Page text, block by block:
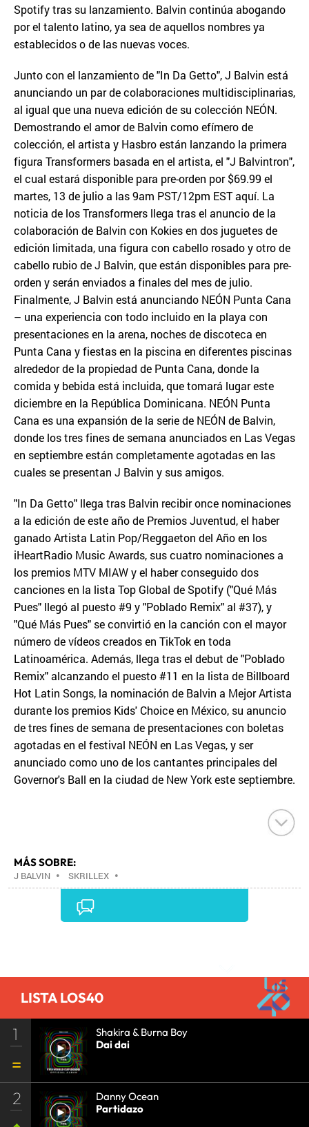
Spotify tras su lanzamiento. Balvin continúa abogando
por el talento latino, ya sea de aquellos nombres ya
establecidos o de las nuevas voces.
Junto con el lanzamiento de "In Da Getto", J Balvin está
anunciando un par de colaboraciones multidisciplinarias,
al igual que una nueva edición de su colección NEÓN.
Demostrando el amor de Balvin como efímero de
colección, el artista y Hasbro están lanzando la primera
figura Transformers basada en el artista, el "J Balvintron",
el cual estará disponible para pre-orden por $69.99 el
martes, 13 de julio a las 9am PST/12pm EST aquí. La
noticia de los Transformers llega tras el anuncio de la
colaboración de Balvin con Kokies en dos juguetes de
edición limitada, una figura con cabello rosado y otro de
cabello rubio de J Balvin, que están disponibles para pre-
orden y serán enviados a finales del mes de julio.
Finalmente, J Balvin está anunciando NEÓN Punta Cana
– una experiencia con todo incluido en la playa con
presentaciones en la arena, noches de discoteca en
Punta Cana y fiestas en la piscina en diferentes piscinas
alrededor de la propiedad de Punta Cana, donde la
comida y bebida está incluida, que tomará lugar este
diciembre en la República Dominicana. NEÓN Punta
Cana es una expansión de la serie de NEÓN de Balvin,
donde los tres fines de semana anunciados en Las Vegas
en septiembre están completamente agotadas en las
cuales se presentan J Balvin y sus amigos.
"In Da Getto" llega tras Balvin recibir once nominaciones
a la edición de este año de Premios Juventud, el haber
ganado Artista Latin Pop/Reggaeton del Año en los
iHeartRadio Music Awards, sus cuatro nominaciones a
los premios MTV MIAW y el haber conseguido dos
canciones en la lista Top Global de Spotify ("Qué Más
Pues" llegó al puesto #9 y "Poblado Remix" al #37), y
"Qué Más Pues" se convirtió en la canción con el mayor
número de vídeos creados en TikTok en toda
Latinoamérica. Además, llega tras el debut de "Poblado
Remix" alcanzando el puesto #11 en la lista de Billboard
Hot Latin Songs, la nominación de Balvin a Mejor Artista
durante los premios Kids' Choice en México, su anuncio
de tres fines de semana de presentaciones con boletas
agotadas en el festival NEÓN en Las Vegas, y ser
anunciado como uno de los cantantes principales del
Governor's Ball en la ciudad de New York este septiembre.
MÁS SOBRE:
J BALVIN • SKRILLEX •
LISTA LOS40
1
Shakira & Burna Boy
Dai dai
2
Danny Ocean
Partidazo